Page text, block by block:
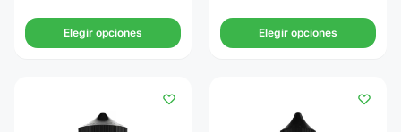
Elegir opciones Elegir opciones